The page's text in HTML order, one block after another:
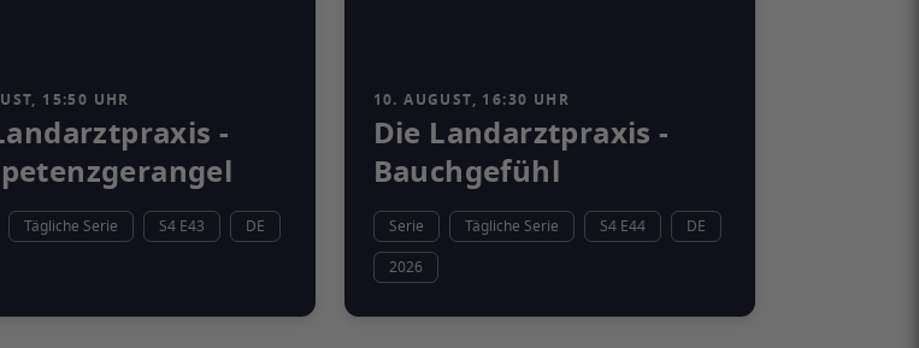
15:50 UHR
-
Tägliche Serie S4 E43
DE
10. AUGUST, 16:30 UHR
Die Landarztpraxis -
Bauchgefühl
Serie Tägliche Serie S4 E44
DE
2026